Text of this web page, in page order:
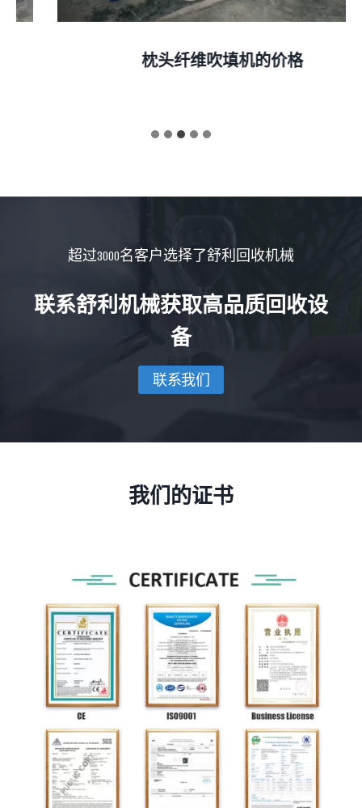
枕头纤维吹填机的价格
超过3000名客户选择了舒利回收机械
联系舒利机械获取高品质回收设
备
联系我们
我们的证书